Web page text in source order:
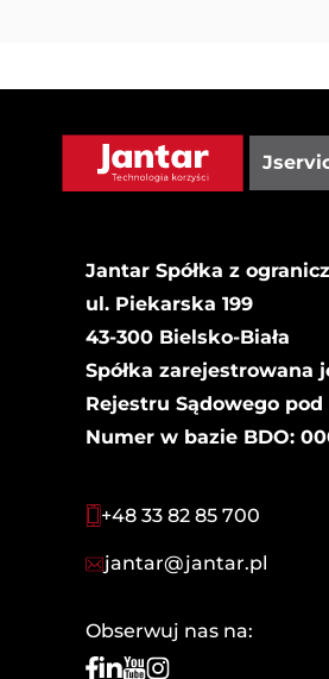
Jantar Spółka z
ul. Piekarska 199
43-300 Bielsko-Biała
Spółka zarejestrowana
Rejestru Sądowego pod
Numer w bazie BDO:
+48 33 82 85 700
jantar@jantar.pl
Obserwuj nas na: